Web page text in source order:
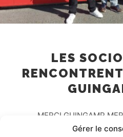
Gérer le
LES
MERCI GUINGAMP
l’occasion du match En